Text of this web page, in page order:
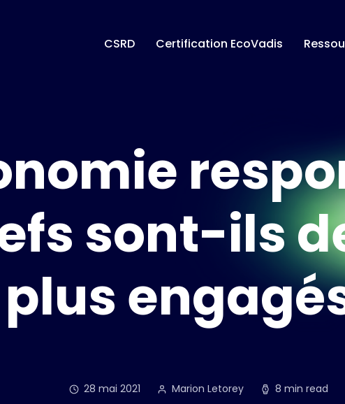
CSRD Certification EcoVadis
sont-ils
plus
28 mai 2021 Marion Letorey 8 min read